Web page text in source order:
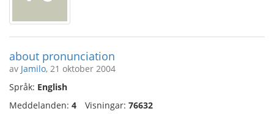
about pronunciation
av Jamilo, 21 oktober 2004
Språk: English
Meddelanden: 4 Visningar: 76632